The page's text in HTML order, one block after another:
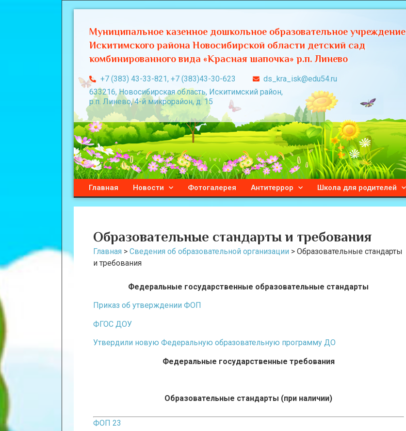
Муниципальное казенное дошкольное образовательное учреждение
Искитимского района Новосибирской области детский сад
комбинированного вида «Красная шапочка» р.п. Линево
+7 (383) 43-33-821, +7 (383)43-30-623
ds_kra_isk@edu54.ru
633216, Новосибирская область, Искитимский район,
р.п. Линево, 4-й микрорайон, д. 15
Главная Новости Фотогалерея Антитеррор Школа для родителей
Образовательные стандарты и требования
Главная > Сведения об образовательной организации > Образовательные стандарты
и требования
Федеральные государственные образовательные стандарты
Приказ об утверждении ФОП
ФГОС ДОУ
Утвердили новую Федеральную образовательную программу ДО
Федеральные государственные требования
Образовательные стандарты (при наличии)
ФОП 23